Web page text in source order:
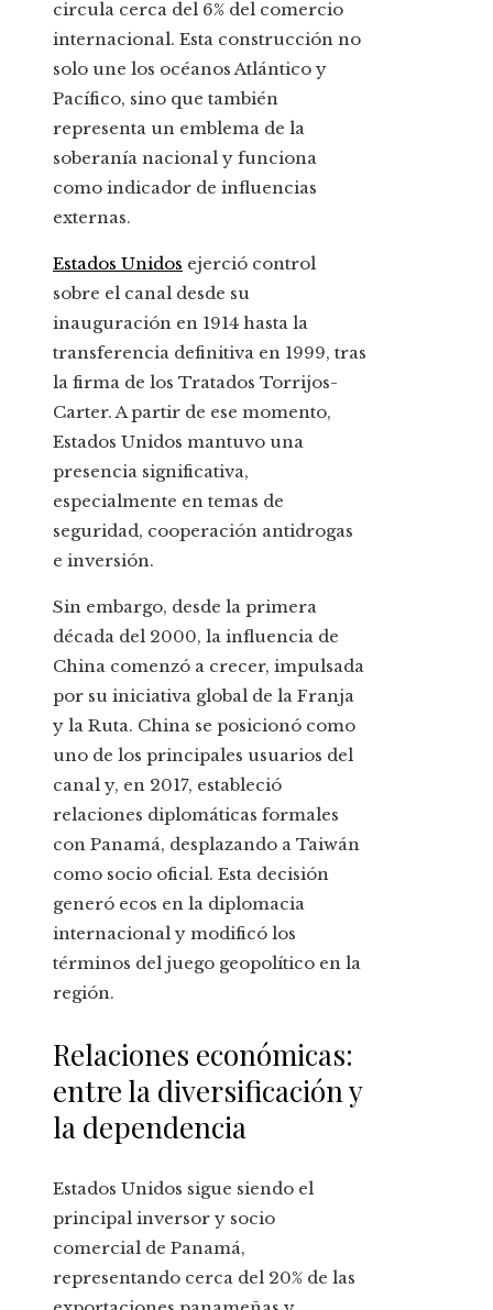
circula cerca del 6% del comercio
internacional. Esta construcción no
solo une los océanos Atlántico y
Pacífico, sino que también
representa un emblema de la
soberanía nacional y funciona
como indicador de influencias
externas.
Estados Unidos ejerció control
sobre el canal desde su
inauguración en 1914 hasta la
transferencia definitiva en 1999, tras
la firma de los Tratados Torrijos-
Carter. A partir de ese momento,
Estados Unidos mantuvo una
presencia significativa,
especialmente en temas de
seguridad, cooperación antidrogas
e inversión.
Sin embargo, desde la primera
década del 2000, la influencia de
China comenzó a crecer, impulsada
por su iniciativa global de la Franja
y la Ruta. China se posicionó como
uno de los principales usuarios del
canal y, en 2017, estableció
relaciones diplomáticas formales
con Panamá, desplazando a Taiwán
como socio oficial. Esta decisión
generó ecos en la diplomacia
internacional y modificó los
términos del juego geopolítico en la
región.
Relaciones económicas:
entre la diversificación y
la dependencia
Estados Unidos sigue siendo el
principal inversor y socio
comercial de Panamá,
representando cerca del 20% de las